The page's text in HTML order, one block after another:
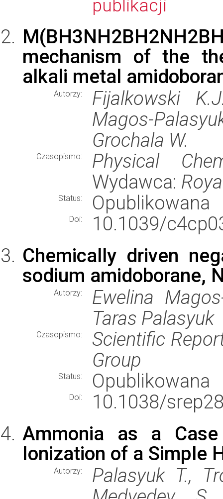
publikacji
mechanism of the
alkali metal
Autorzy:
Fijalkowski
Magos-
Grochala W.
Czasopismo:
Physical
Wydawca:
Status: Opublikowana
Doi:
10.1039/
Chemically driven
sodium amidoborane,
Autorzy:
Ewelina
Taras Palasyuk
Czasopismo:
Scientific
Group
Status: Opublikowana
Doi:
10.1038/
Ammonia as a
Ionization of a Simple
Autorzy:
Palasyuk T.,